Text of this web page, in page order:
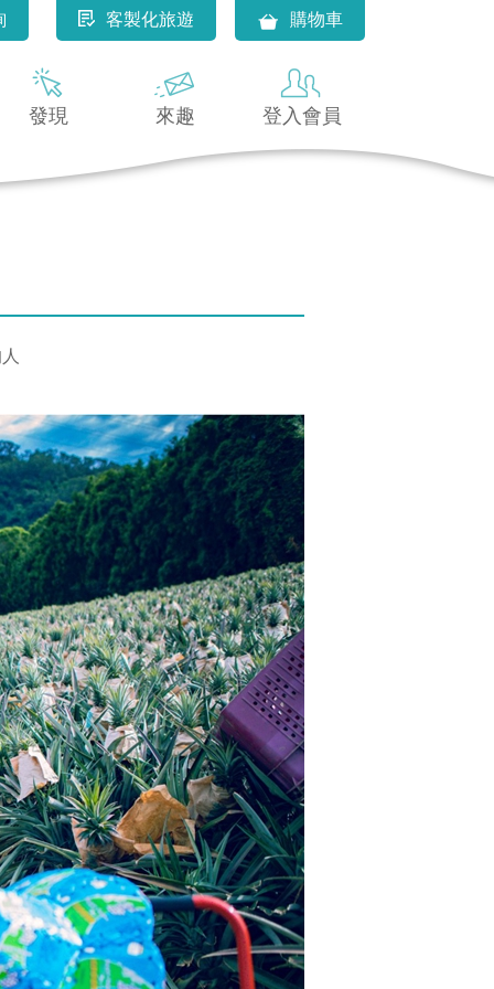
購物車
客製化旅遊
發現 來趣 登入會員